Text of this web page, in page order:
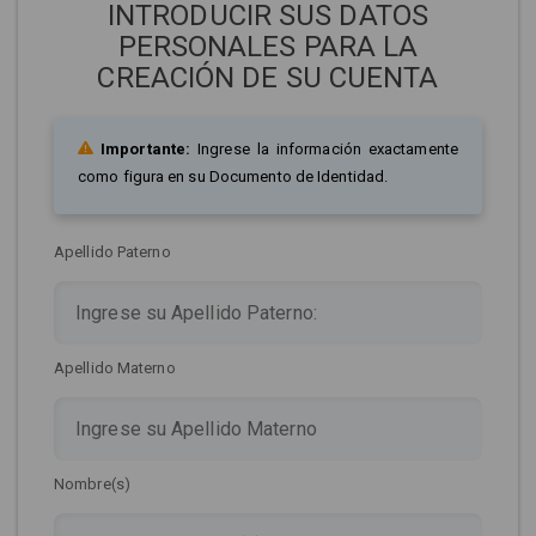
INTRODUCIR SUS DATOS
PERSONALES PARA LA
CREACIÓN DE SU CUENTA
Importante: Ingrese la información exactamente
como figura en su Documento de Identidad.
Apellido Paterno
Apellido Materno
Nombre(s)